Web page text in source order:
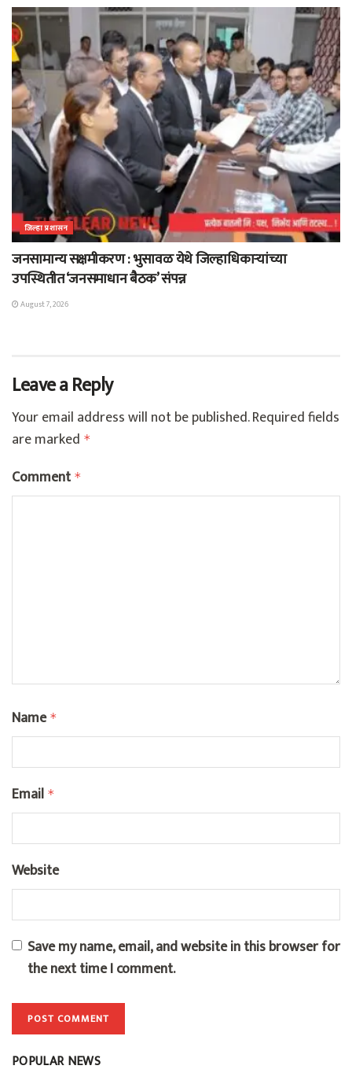
जिल्हा प्रशासन
जनसामान्य सक्षमीकरण : भुसावळ येथे जिल्हाधिकाऱ्यांच्या
उपस्थितीत ‘जनसमाधान बैठक’ संपन्न
August 7, 2026
Leave a Reply
Your email address will not be published.Required fields
are marked *
Comment *
Name *
Email *
Website
Save my name, email, and website in this browser for
the next time I comment.
POPULAR NEWS